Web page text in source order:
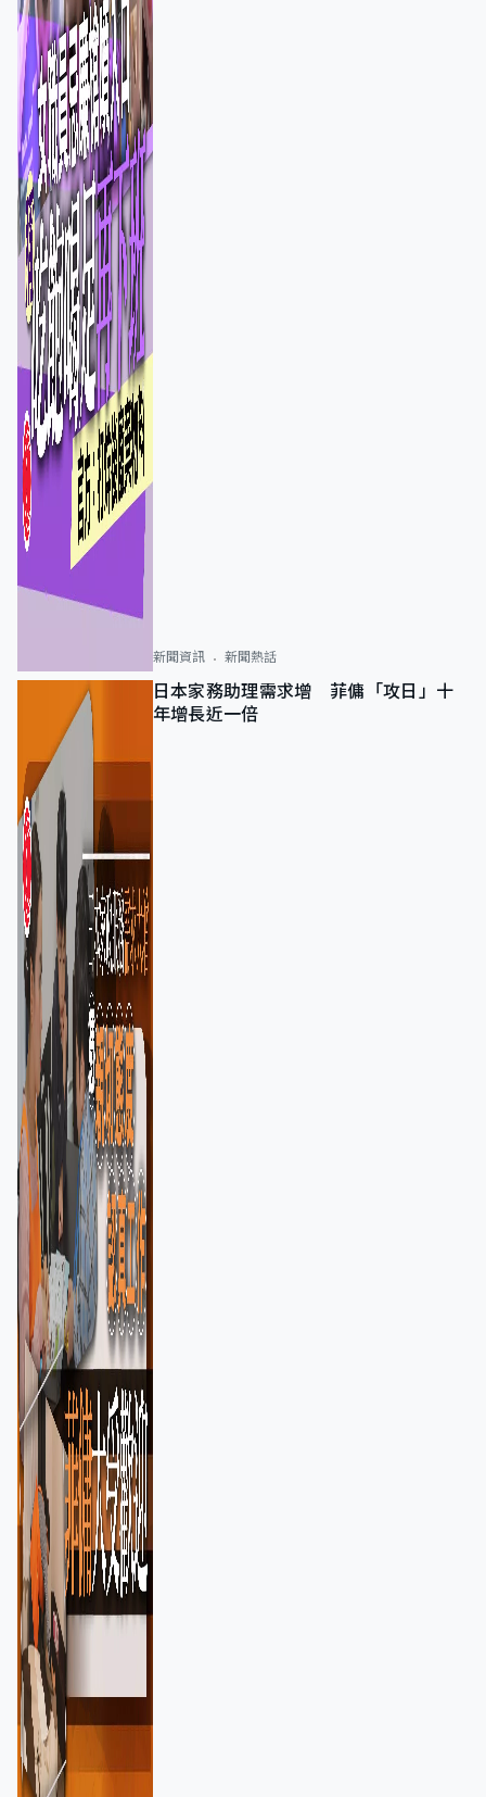
新聞資訊 新聞熱話
日本家務助理需求增 菲傭「攻日」十
年增長近一倍